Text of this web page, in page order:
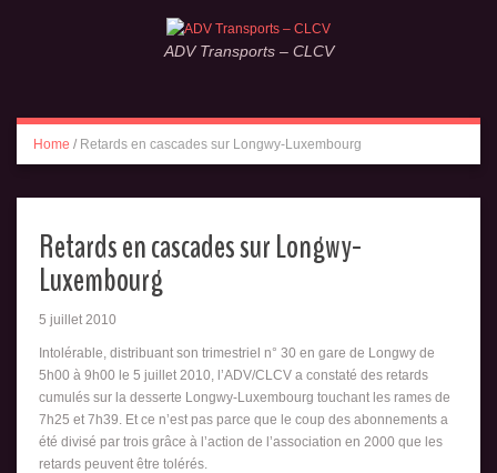
ADV Transports – CLCV
Home / Retards en cascades sur Longwy-Luxembourg
Retards en cascades sur Longwy-
Luxembourg
5 juillet 2010
Intolérable, distribuant son trimestriel n° 30 en gare de Longwy de
5h00 à 9h00 le 5 juillet 2010, l’ADV/CLCV a constaté des retards
cumulés sur la desserte Longwy-Luxembourg touchant les rames de
7h25 et 7h39. Et ce n’est pas parce que le coup des abonnements a
été divisé par trois grâce à l’action de l’association en 2000 que les
retards peuvent être tolérés.